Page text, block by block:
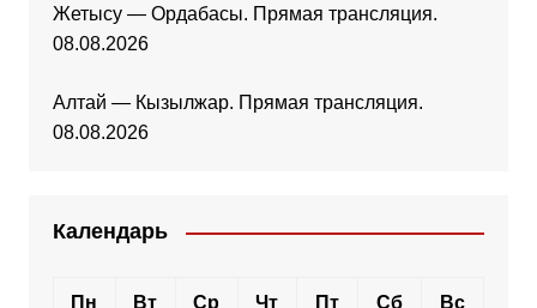
Жетысу — Ордабасы. Прямая трансляция.
08.08.2026
Алтай — Кызылжар. Прямая трансляция.
08.08.2026
Календарь
Пн Вт Ср Чт Пт Сб Вс